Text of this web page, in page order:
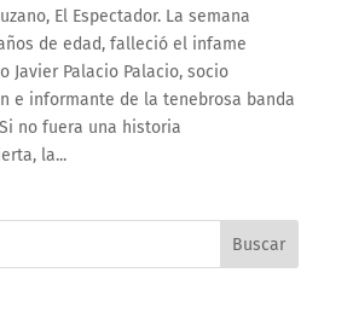
El Espectador. La semana
de edad, falleció el infame
Javier Palacio Palacio, socio
e informante de la tenebrosa banda
no fuera una historia
la...
Buscar